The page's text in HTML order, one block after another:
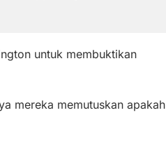
untuk membuktikan
mereka memutuskan apakah